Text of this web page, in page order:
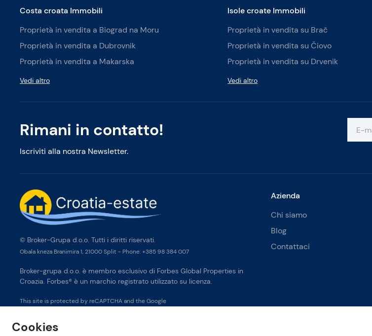
Rimani in contatto!
Iscriviti alla nostra Newsletter.
Costa croata Immobili
Proprietà in vendita a Biograd na Moru
Proprietà in vendita a Dubrovnik
Proprietà in vendita a Makarska
Vedi altro
Isole croate Immobili
Proprietà in vendita su Brač
Proprietà in vendita su Čiovo
Proprietà in vendita su Drvenik
Vedi altro
Azienda
Chi siamo
Blog
Contattaci
© Broker-Grupa d.o.o. Tutti i diritti riservati.
Obala kneza Branimira 1, 21000 Split - Phone: +385 98 384 007
Broker-grupa d.o.o. è membro esclusivo di Forbes Global Properties in
Croazia. Forbes® è un marchio registrato utilizzato su licenza.
This site is protected by reCAPTCHA and the Google
Cookies